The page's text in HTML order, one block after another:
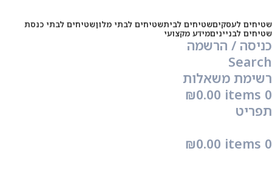
שטיחים לעסקיםשטיחים לביתשטיחים לבתי מלוןשטיחים לבתי כנסת
שטיחים לבנייניםמידע מקצועי
כניסה / הרשמה
Search
רשימת משאלות
0
items
₪0.00
תפריט
0
items
₪0.00